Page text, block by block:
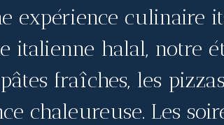
expérience culinaire
italienne halal, notre
fraîches, les
chaleureuse. Les